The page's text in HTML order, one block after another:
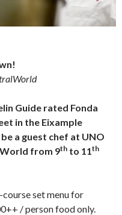
Guide rated Fonda
in the Eixample
a guest chef at UNO
from 9th to 11 th
set menu for
/ person food only.